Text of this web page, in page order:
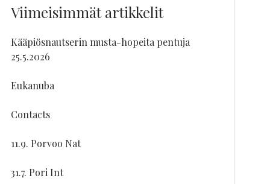
Viimeisimmät artikkelit
Kääpiösnautserin musta-hopeita pentuja
25.5.2026
Eukanuba
Contacts
11.9. Porvoo Nat
31.7. Pori Int